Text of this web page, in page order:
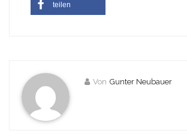
teilen
Von Gunter Neubauer